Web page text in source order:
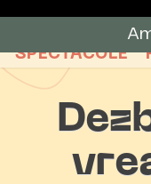
SPECTACOLE